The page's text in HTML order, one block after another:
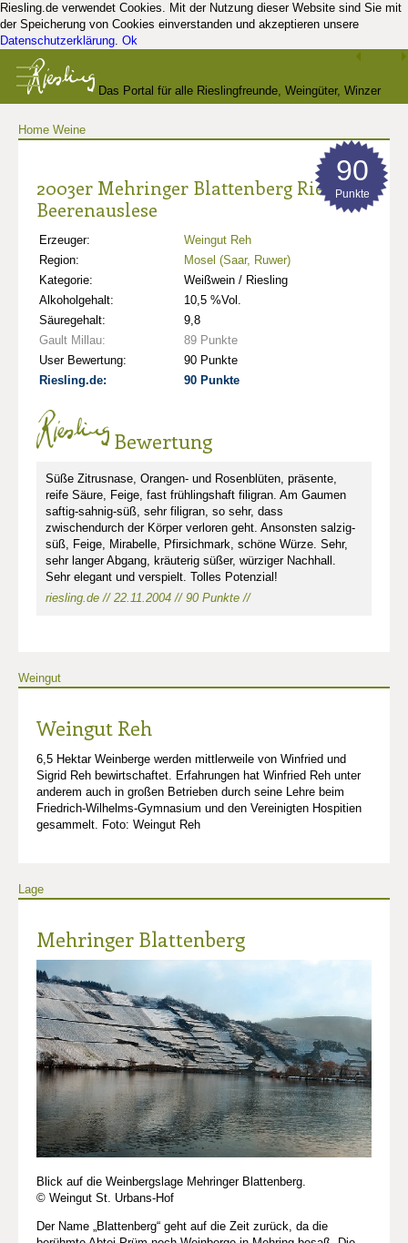
Riesling.de verwendet Cookies. Mit der Nutzung dieser Website sind Sie mit
der Speicherung von Cookies einverstanden und akzeptieren unsere
Datenschutzerklärung. Ok
Das Portal für alle Rieslingfreunde, Weingüter, Winzer
Home Weine
2003er Mehringer Blattenberg Riesling
Beerenauslese
Erzeuger:
Weingut Reh
Region:
Mosel (Saar, Ruwer)
Kategorie:
Weißwein / Riesling
Alkoholgehalt:
10,5 %Vol.
Säuregehalt:
9,8
Gault Millau:
89 Punkte
User Bewertung:
90 Punkte
Riesling.de:
90 Punkte
90
Punkte
Bewertung
Süße Zitrusnase, Orangen- und Rosenblüten, präsente,
reife Säure, Feige, fast frühlingshaft filigran. Am Gaumen
saftig-sahnig-süß, sehr filigran, so sehr, dass
zwischendurch der Körper verloren geht. Ansonsten salzig-
süß, Feige, Mirabelle, Pfirsichmark, schöne Würze. Sehr,
sehr langer Abgang, kräuterig süßer, würziger Nachhall.
Sehr elegant und verspielt. Tolles Potenzial!
riesling.de // 22.11.2004 // 90 Punkte //
Weingut
Weingut Reh
6,5 Hektar Weinberge werden mittlerweile von Winfried und
Sigrid Reh bewirtschaftet. Erfahrungen hat Winfried Reh unter
anderem auch in großen Betrieben durch seine Lehre beim
Friedrich-Wilhelms-Gymnasium und den Vereinigten Hospitien
gesammelt. Foto: Weingut Reh
Lage
Mehringer Blattenberg
Blick auf die Weinbergslage Mehringer Blattenberg.
© Weingut St. Urbans-Hof
Der Name „Blattenberg“ geht auf die Zeit zurück, da die